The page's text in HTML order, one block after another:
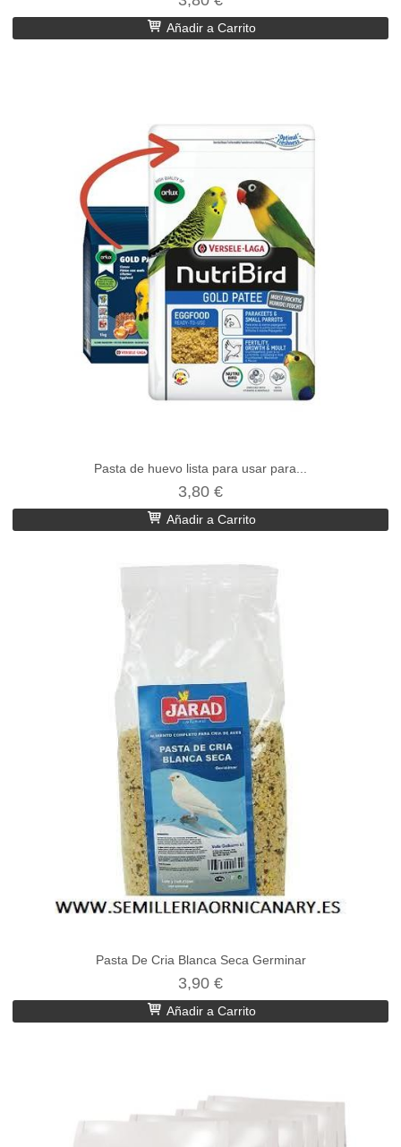
Añadir a Carrito
Pasta de huevo lista para usar para...
3,80 €
Añadir a Carrito
Pasta De Cria Blanca Seca Germinar
3,90 €
Añadir a Carrito